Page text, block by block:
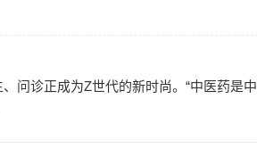
问诊正成为Z世代的新时尚。“中医药是